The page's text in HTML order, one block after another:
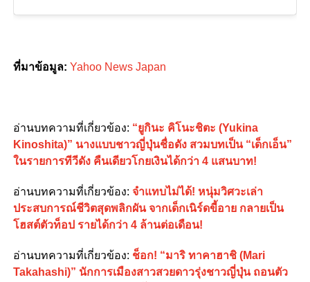
ที่มาข้อมูล: Yahoo News Japan
อ่านบทความที่เกี่ยวข้อง: “ยูกินะ คิโนะชิตะ (Yukina
Kinoshita)” นางแบบชาวญี่ปุ่นชื่อดัง สวมบทเป็น “เด็กเอ็น”
ในรายการทีวีดัง คืนเดียวโกยเงินได้กว่า 4 แสนบาท!
อ่านบทความที่เกี่ยวข้อง: จำแทบไม่ได้! หนุ่มวิศวะเล่า
ประสบการณ์ชีวิตสุดพลิกผัน จากเด็กเนิร์ดขี้อาย กลายเป็น
โฮสต์ตัวท็อป รายได้กว่า 4 ล้านต่อเดือน!
อ่านบทความที่เกี่ยวข้อง: ช็อก! “มาริ ทาคาฮาชิ (Mari
Takahashi)” นักการเมืองสาวสวยดาวรุ่งชาวญี่ปุ่น ถอนตัว